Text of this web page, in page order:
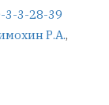
3-3-28-39
Р.А.,